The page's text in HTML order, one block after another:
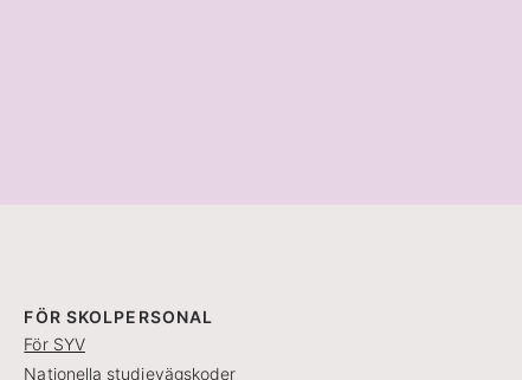
FÖR SKOLPERSONAL
För SYV
Nationella studievägskoder